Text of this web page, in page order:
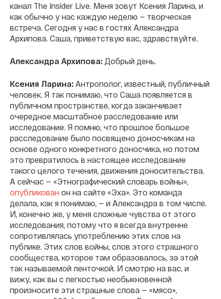
канал The Insider Live. Меня зовут Ксения Ларина, и
как обычно у нас каждую неделю — творческая
встреча. Сегодня у нас в гостях Александра
Архипова. Саша, приветствую вас, здравствуйте.
Александра Архипова: Добрый день.
Ксения Ларина: Антрополог, известный, публичный
человек. Я так понимаю, что Саша появляется в
публичном пространстве, когда заканчивает
очередное масштабное расследование или
исследование. Я помню, что прошлое большое
расследование было посвящено доносчикам на
основе одного конкретного доносчика, но потом
это превратилось в настоящее исследование
такого целого течения, движения доносительства.
А сейчас — «Этнографический словарь войны»,
опубликован он на сайте «Эха». Это команда
делала, как я понимаю, — и Александра в том числе.
И, конечно же, у меня сложные чувства от этого
исследования, потому что я всегда внутренне
сопротивлялась употреблению этих слов на
публике. Этих слов войны, слов этого страшного
сообщества, которое там образовалось, за этой
так называемой ленточкой. И смотрю на вас, и
вижу, как вы с легкостью необыкновенной
произносите эти страшные слова — «мясо»,